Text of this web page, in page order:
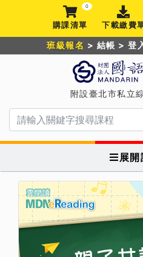
0
購課清單 下載繳費
附設臺北市私立
展開
班級報名 > 結帳 > 登